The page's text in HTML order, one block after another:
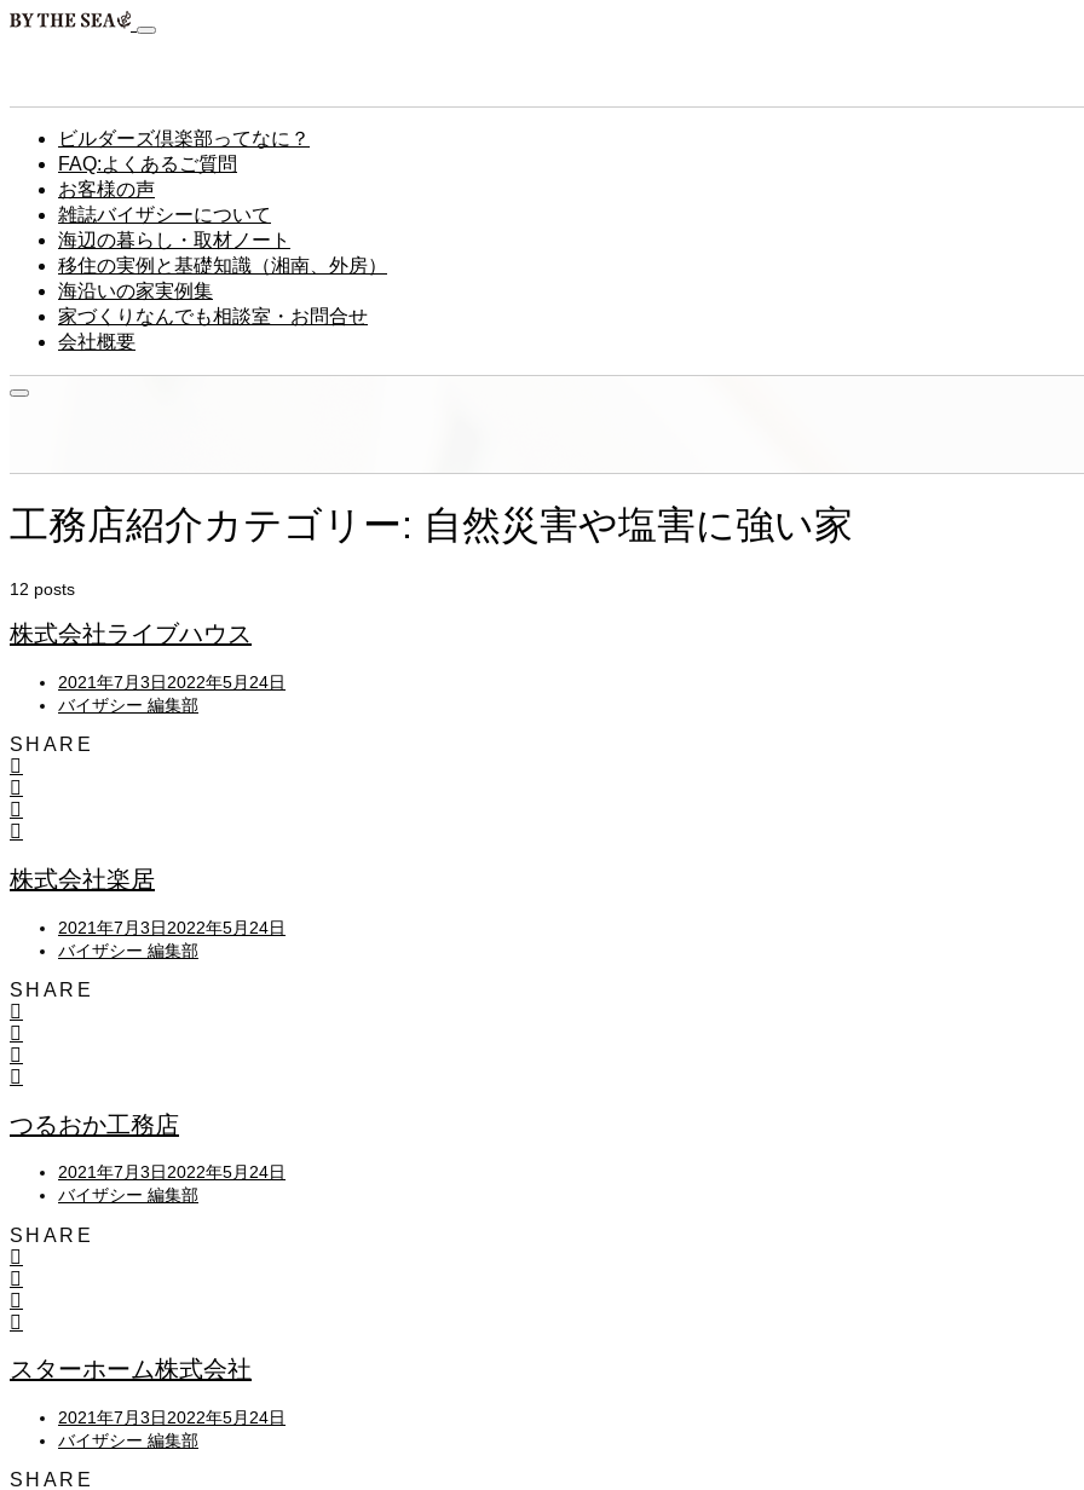
ビルダーズ倶楽部ってなに？
FAQ:よくあるご質問
お客様の声
雑誌バイザシーについて
海辺の暮らし・取材ノート
移住の実例と基礎知識（湘南、外房）
海沿いの家実例集
家づくりなんでも相談室・お問合せ
会社概要
工務店紹介カテゴリー: 自然災害や塩害に強い家
12 posts
株式会社ライブハウス
Posted
on
2021年7月3日2022年5月24日
バイザシー 編集部
SHARE
株式会社楽居
Posted
on
2021年7月3日2022年5月24日
バイザシー 編集部
SHARE
つるおか工務店
Posted
on
2021年7月3日2022年5月24日
バイザシー 編集部
SHARE
スターホーム株式会社
Posted
on
2021年7月3日2022年5月24日
バイザシー 編集部
SHARE